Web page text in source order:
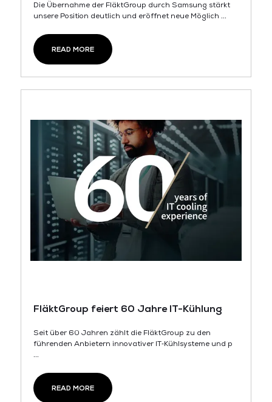
Die Übernahme der FläktGroup durch Samsung stärkt
unsere Position deutlich und eröffnet neue Möglich ...
READ MORE
FläktGroup feiert 60 Jahre IT-Kühlung
Seit über 60 Jahren zählt die FläktGroup zu den
führenden Anbietern innovativer IT‑Kühlsysteme und p
...
READ MORE